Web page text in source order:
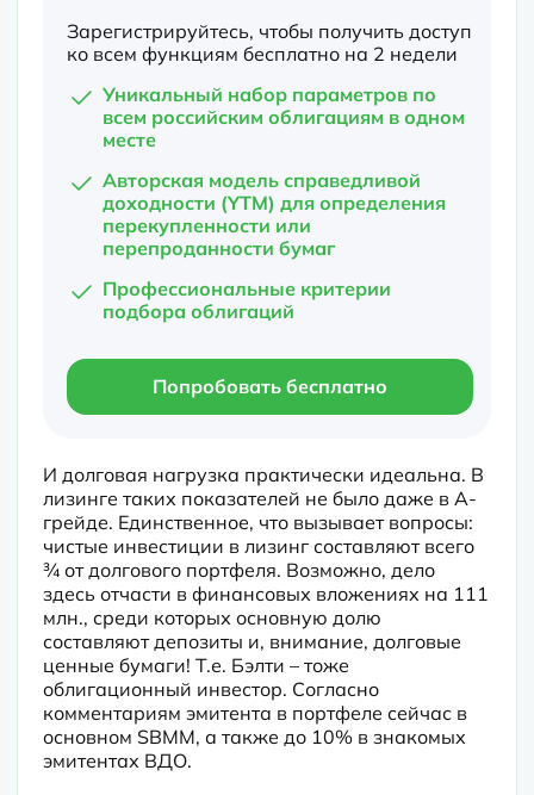
Зарегистрируйтесь, чтобы получить доступ
ко всем функциям бесплатно на 2 недели
Уникальный набор параметров по
всем российским облигациям в одном
месте
Авторская модель справедливой
доходности (YTM) для определения
перекупленности или
перепроданности бумаг
Профессиональные критерии
подбора облигаций
Попробовать бесплатно
И долговая нагрузка практически идеальна. В
лизинге таких показателей не было даже в A-
грейде. Единственное, что вызывает вопросы:
чистые инвестиции в лизинг составляют всего
¾ от долгового портфеля. Возможно, дело
здесь отчасти в финансовых вложениях на 111
млн., среди которых основную долю
составляют депозиты и, внимание, долговые
ценные бумаги! Т.е. Бэлти – тоже
облигационный инвестор. Согласно
комментариям эмитента в портфеле сейчас в
основном SBMM, а также до 10% в знакомых
эмитентах ВДО.